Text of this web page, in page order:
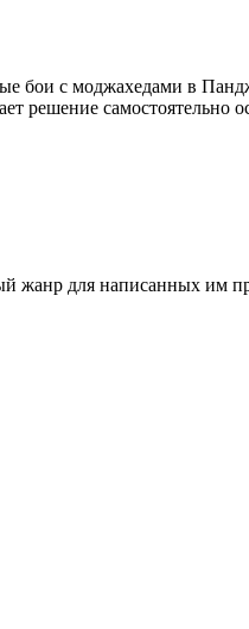
бои с моджахедами в
самостоятельно
для написанных им